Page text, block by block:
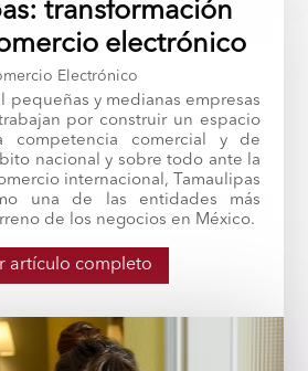
transformación
electrónico
Electrónico
pequeñas y medianas empresas
por construir un espacio
competencia comercial y de
nacional y sobre todo ante la
internacional, Tamaulipas
una de las entidades más
de los negocios en México.
artículo completo